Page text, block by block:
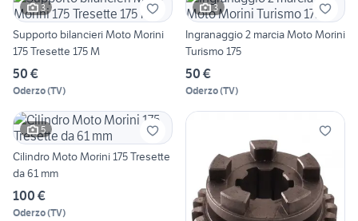
3
Supporto bilancieri Moto Morini
175 Tresette 175 M
50 €
Oderzo(TV)
3
Ingranaggio 2 marcia Moto Morini
Turismo 175
50 €
Oderzo(TV)
5
Cilindro Moto Morini 175 Tresette
da 61 mm
100 €
Oderzo(TV)